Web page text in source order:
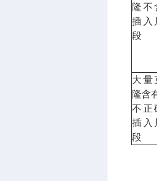
隆不
插入
段
大量
隆含
不正
插入
段